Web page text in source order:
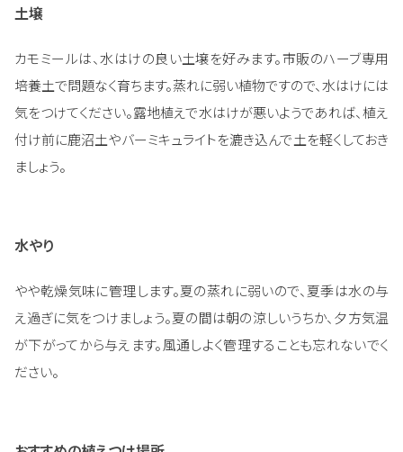
土壌
カモミールは、水はけの良い土壌を好みます。市販のハーブ専用
培養土で問題なく育ちます。蒸れに弱い植物ですので、水はけには
気をつけてください。露地植えで水はけが悪いようであれば、植え
付け前に鹿沼土やバーミキュライトを漉き込んで土を軽くしておき
ましょう。
水やり
やや乾燥気味に管理します。夏の蒸れに弱いので、夏季は水の与
え過ぎに気をつけましょう。夏の間は朝の涼しいうちか、夕方気温
が下がってから与えます。風通しよく管理することも忘れないでく
ださい。